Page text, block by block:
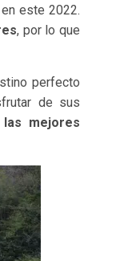
este 2022.
, por lo que
perfecto
de sus
las mejores